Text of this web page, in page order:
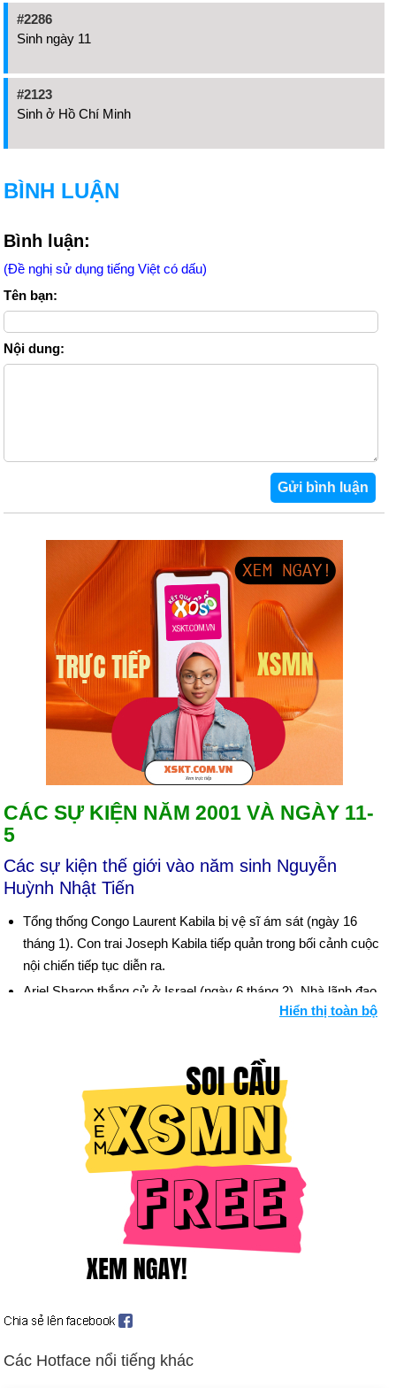
#2286
Sinh ngày 11
#2123
Sinh ở Hồ Chí Minh
BÌNH LUẬN
Bình luận:
(Đề nghị sử dụng tiếng Việt có dấu)
Tên bạn:
Nội dung:
CÁC SỰ KIỆN NĂM 2001 VÀ NGÀY 11-
5
Các sự kiện thế giới vào năm sinh Nguyễn
Huỳnh Nhật Tiến
Tổng thống Congo Laurent Kabila bị vệ sĩ ám sát (ngày 16
tháng 1). Con trai Joseph Kabila tiếp quản trong bối cảnh cuộc
nội chiến tiếp tục diễn ra.
Ariel Sharon thắng cử ở Israel (ngày 6 tháng 2). Nhà lãnh đạo
cánh hữu được chọn áp đảo làm thủ tướng thứ năm của quốc
Palestine tồi tệ nhất trong nhiều năm. Bối cảnh: Trung Đông.
Sự phẫn nộ âm ỉ kéo dài của những người Albania gốc
Macedonia bùng phát thành bạo lực vào tháng 3. Những người
nổi dậy tìm kiếm quyền tự trị lớn hơn bên trong Macedonia.
Sau sáu tháng chiến đấu, một hiệp định hòa bình được ký kết
(ngày 13 tháng 8). Lực lượng NATO do Anh dẫn đầu tiến vào
nước này và giải giáp quân du kích. Bối cảnh: Macedonia và
Hoa Kỳ vụ va chạm máy bay do thám và máy bay phản lực
của Trung Quốc (2/4); Quan hệ Trung-Mỹ xấu đi trong thời kỳ
đưa ra tuyên bố chính thức về sự hối hận.
Cựu tổng thống Nam Tư Slobodan Milosevic được đưa đến
Hiển thị toàn bộ
Các Hotface nổi tiếng khác